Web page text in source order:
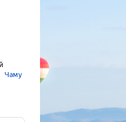
Чаму